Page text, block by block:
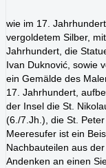
wie im 17.
vergoldetem Silber,
Jahrhundert, die
Ivan Duknović, sowie
ein Gemälde des
17. Jahrhundert,
der Insel die St.
(6./7.Jh.), die St.
Meeresufer ist ein
Nachbauteilen aus
Andenken an einen